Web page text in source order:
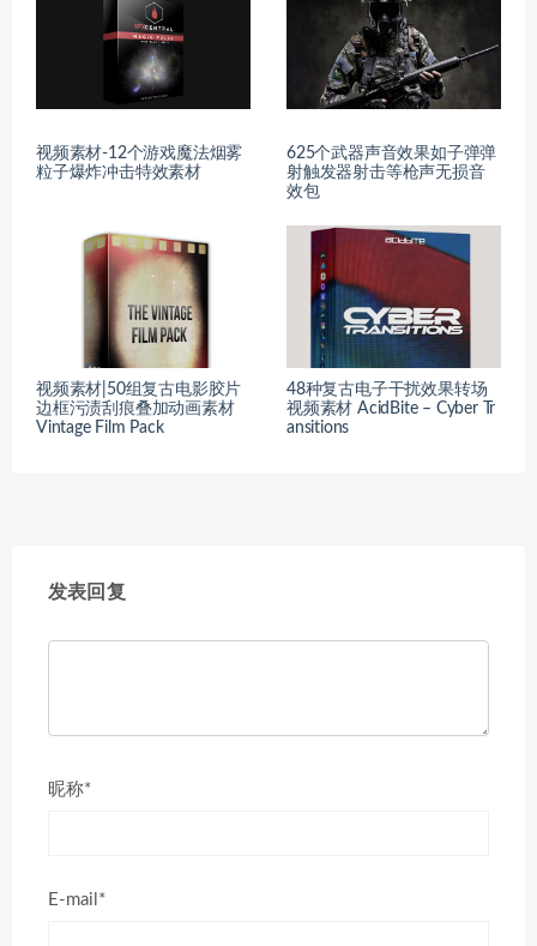
视频素材-12个游戏魔法烟雾
粒子爆炸冲击特效素材
625个武器声音效果如子弹弹
射触发器射击等枪声无损音
效包
视频素材|50组复古电影胶片
边框污渍刮痕叠加动画素材
Vintage Film Pack
48种复古电子干扰效果转场
视频素材 AcidBite – Cyber Tr
ansitions
发表回复
昵称*
E-mail*